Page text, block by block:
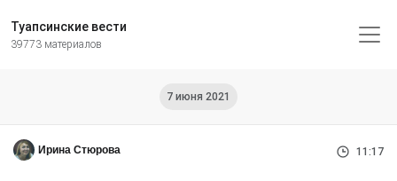
Туапсинские вести
39773 материалов
7 июня 2021
Ирина Стюрова 11:17